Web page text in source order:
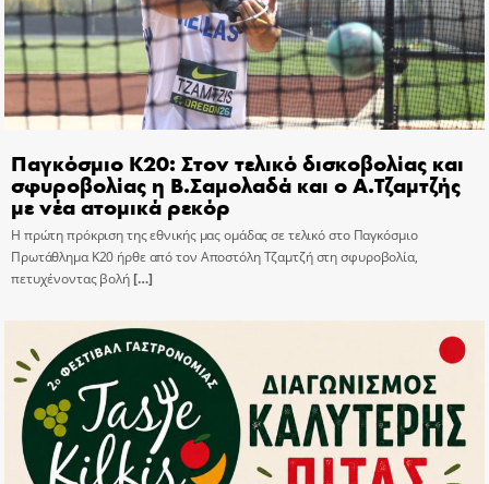
Παγκόσμιο Κ20: Στον τελικό δισκοβολίας και
σφυροβολίας η Β.Σαμολαδά και ο Α.Τζαμτζής
με νέα ατομικά ρεκόρ
Η πρώτη πρόκριση της εθνικής μας ομάδας σε τελικό στο Παγκόσμιο
Πρωτάθλημα Κ20 ήρθε από τον Αποστόλη Τζαμτζή στη σφυροβολία,
πετυχένοντας βολή[…]